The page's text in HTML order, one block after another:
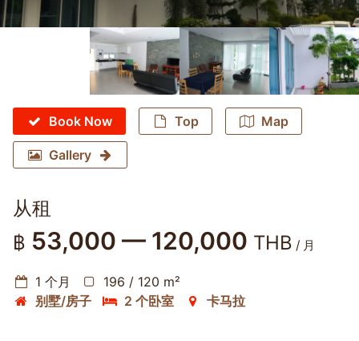
Book Now Top Map
Gallery
从租
฿ 53,000 — 120,000 THB / 月
1 个月
196 / 120 m²
别墅/房子
2 个卧室 卡马拉